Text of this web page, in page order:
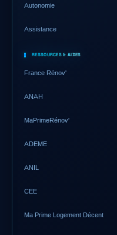
Autonomie
Assistance
RESSOURCES & AIDES
France Rénov'
ANAH
MaPrimeRénov'
ADEME
ANIL
CEE
Ma Prime Logement Décent